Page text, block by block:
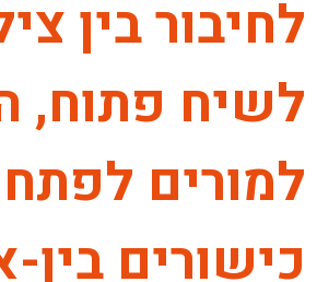
לחיבור בין
לשיח פתוח,
למורים לפתח
כישורים